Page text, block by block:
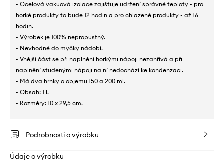
- Ocelová vakuová izolace zajišťuje udržení správné teploty - pro
horké produkty to bude 12 hodin a pro chlazené produkty - až 16
hodin.
- Výrobek je 100% nepropustný.
- Nevhodné do myčky nádobí.
- Vnější část se při naplnění horkými nápoji nezahřívá a při
naplnění studenými nápoji na ní nedochází ke kondenzaci.
- Má dva hrnky o objemu 150 a 200 ml.
- Obsah: 1 l.
- Rozměry: 10 x 29,5 cm.
Podrobnosti o výrobku
Údaje o výrobku